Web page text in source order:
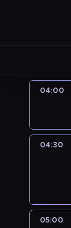
04:00
04:30
05:00